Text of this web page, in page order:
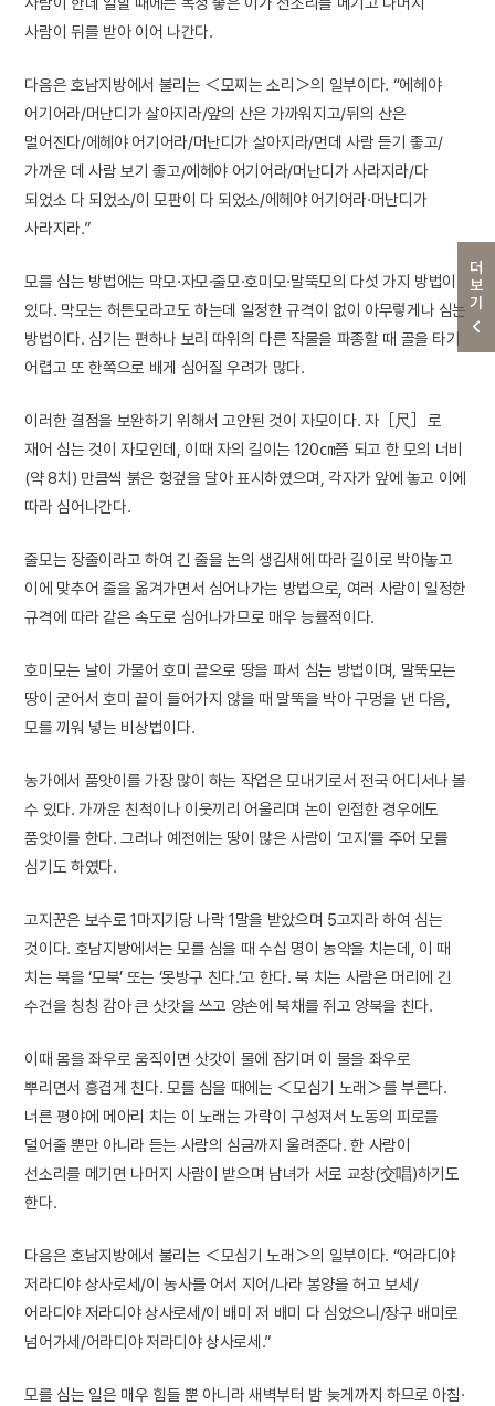
더보기
사람이 뒤를 받아 이어 나간다.
다음은 호남지방에서 불리는 ＜모찌는 소리＞의 일부이다. “에헤야
어기어라/머난디가 살아지라/앞의 산은 가까워지고/뒤의 산은
멀어진다/에헤야 어기어라/머난디가 살아지라/먼데 사람 듣기 좋고/
가까운 데 사람 보기 좋고/에헤야 어기어라/머난디가 사라지라/다
되었소 다 되었소/이 모판이 다 되었소/에헤야 어기어라·머난디가
사라지라.”
모를 심는 방법에는 막모·자모·줄모·호미모·말뚝모의 다섯 가지 방법이
있다. 막모는 허튼모라고도 하는데 일정한 규격이 없이 아무렇게나 심는
방법이다. 심기는 편하나 보리 따위의 다른 작물을 파종할 때 골을 타기
어렵고 또 한쪽으로 배게 심어질 우려가 많다.
이러한 결점을 보완하기 위해서 고안된 것이 자모이다. 자［尺］로
재어 심는 것이 자모인데, 이때 자의 길이는 120㎝쯤 되고 한 모의 너비
(약 8치) 만큼씩 붉은 헝겊을 달아 표시하였으며, 각자가 앞에 놓고 이에
따라 심어나간다.
줄모는 장줄이라고 하여 긴 줄을 논의 생김새에 따라 길이로 박아놓고
이에 맞추어 줄을 옮겨가면서 심어나가는 방법으로, 여러 사람이 일정한
규격에 따라 같은 속도로 심어나가므로 매우 능률적이다.
호미모는 날이 가물어 호미 끝으로 땅을 파서 심는 방법이며, 말뚝모는
땅이 굳어서 호미 끝이 들어가지 않을 때 말뚝을 박아 구멍을 낸 다음,
모를 끼워 넣는 비상법이다.
농가에서 품앗이를 가장 많이 하는 작업은 모내기로서 전국 어디서나 볼
수 있다. 가까운 친척이나 이웃끼리 어울리며 논이 인접한 경우에도
품앗이를 한다. 그러나 예전에는 땅이 많은 사람이 ‘고지’를 주어 모를
심기도 하였다.
고지꾼은 보수로 1마지기당 나락 1말을 받았으며 5고지라 하여 심는
것이다. 호남지방에서는 모를 심을 때 수십 명이 농악을 치는데, 이 때
치는 북을 ‘모북’ 또는 ‘못방구 친다.’고 한다. 북 치는 사람은 머리에 긴
수건을 칭칭 감아 큰 삿갓을 쓰고 양손에 북채를 쥐고 양북을 친다.
이때 몸을 좌우로 움직이면 삿갓이 물에 잠기며 이 물을 좌우로
뿌리면서 흥겹게 친다. 모를 심을 때에는 ＜모심기 노래＞를 부른다.
너른 평야에 메아리 치는 이 노래는 가락이 구성져서 노동의 피로를
덜어줄 뿐만 아니라 듣는 사람의 심금까지 울려준다. 한 사람이
선소리를 메기면 나머지 사람이 받으며 남녀가 서로 교창(交唱)하기도
한다.
다음은 호남지방에서 불리는 ＜모심기 노래＞의 일부이다. “어라디야
저라디야 상사로세/이 농사를 어서 지어/나라 봉양을 허고 보세/
어라디야 저라디야 상사로세/이 배미 저 배미 다 심었으니/장구 배미로
넘어가세/어라디야 저라디야 상사로세.”
모를 심는 일은 매우 힘들 뿐 아니라 새벽부터 밤 늦게까지 하므로 아침·